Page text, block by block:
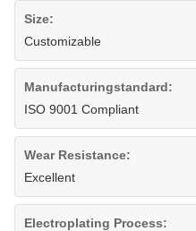
Size:
Customizable
Manufacturingstandard:
ISO 9001 Compliant
Wear Resistance:
Excellent
Electroplating Process: